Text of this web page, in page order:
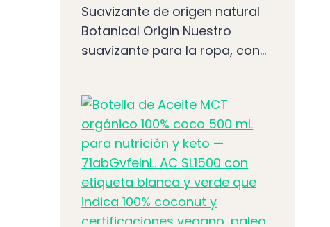
Suavizante de origen natural
Botanical Origin Nuestro
suavizante para la ropa, con...